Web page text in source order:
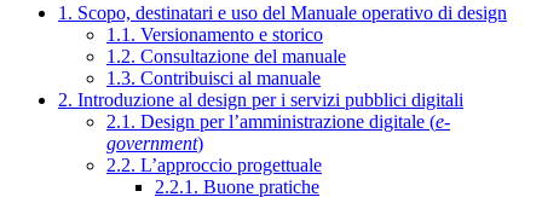
1. Scopo, destinatari e uso del Manuale operativo di design
1.1. Versionamento e storico
1.2. Consultazione del manuale
1.3. Contribuisci al manuale
2. Introduzione al design per i servizi pubblici digitali
2.1. Design per l’amministrazione digitale (e-
government)
2.2. L’approccio progettuale
2.2.1. Buone pratiche